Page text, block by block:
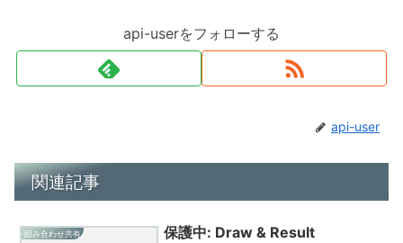
api-userをフォローする
api-user
関連記事
組み合わせ共有 保護中: Draw & Result